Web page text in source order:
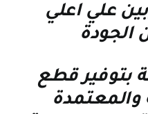
علي اعلي
بتوفير قطع
والمعتمدة